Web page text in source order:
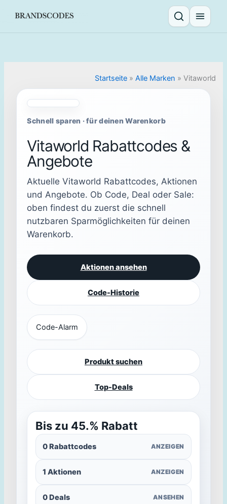
Suche öffnen
Menü
Startseite» Alle Marken » Vitaworld
Schnell sparen · für deinen Warenkorb
Vitaworld Rabattcodes &
Angebote
Aktuelle Vitaworld Rabattcodes, Aktionen
und Angebote. Ob Code, Deal oder Sale:
oben findest du zuerst die schnell
nutzbaren Sparmöglichkeiten für deinen
Warenkorb.
Aktionen ansehen
Code-Historie
Code-Alarm
Produkt suchen
Top-Deals
Bis zu 45.% Rabatt
0 Rabattcodes ANZEIGEN
1 Aktionen ANZEIGEN
0 Deals ANSEHEN